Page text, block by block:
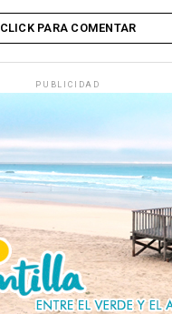
CLICK PARA COMENTAR
PUBLICIDAD